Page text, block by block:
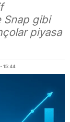
Snap gibi
piyasa
15:44